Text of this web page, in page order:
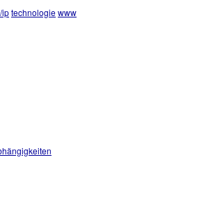
iptechnologiewww